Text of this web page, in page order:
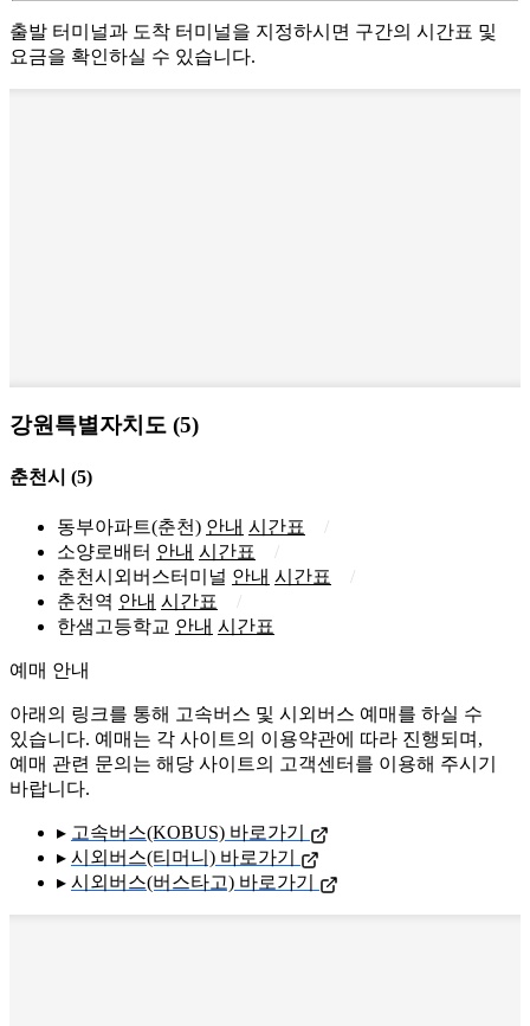
출발 터미널과 도착 터미널을 지정하시면 구간의 시간표 및
요금을 확인하실 수 있습니다.
강원특별자치도 (5)
춘천시 (5)
동부아파트(춘천) 안내 시간표
소양로배터 안내 시간표
춘천시외버스터미널 안내 시간표
춘천역 안내 시간표
한샘고등학교 안내 시간표
예매 안내
아래의 링크를 통해 고속버스 및 시외버스 예매를 하실 수
있습니다. 예매는 각 사이트의 이용약관에 따라 진행되며,
예매 관련 문의는 해당 사이트의 고객센터를 이용해 주시기
바랍니다.
▸ 고속버스(KOBUS) 바로가기
▸ 시외버스(티머니) 바로가기
▸ 시외버스(버스타고) 바로가기